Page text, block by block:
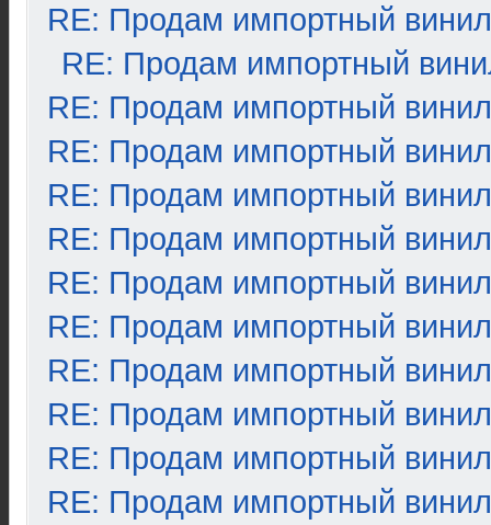
RE: Продам импортный винил
RE: Продам импортный
RE: Продам импортный винил
RE: Продам импортный винил
RE: Продам импортный винил
RE: Продам импортный винил
RE: Продам импортный винил
RE: Продам импортный винил
RE: Продам импортный винил
RE: Продам импортный винил
RE: Продам импортный винил
RE: Продам импортный винил